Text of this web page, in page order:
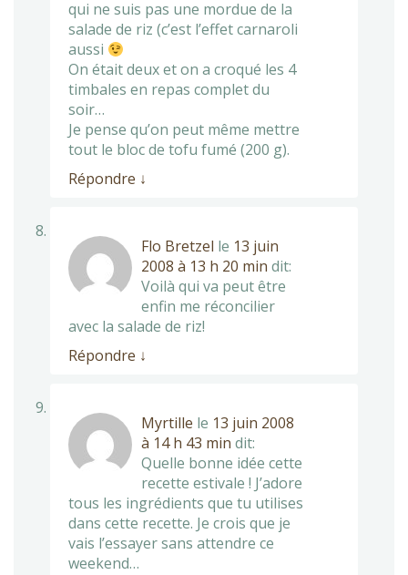
qui ne suis pas une mordue de la
salade de riz (c’est l’effet carnaroli
aussi
On était deux et on a croqué les 4
timbales en repas complet du
soir…
Je pense qu’on peut même mettre
tout le bloc de tofu fumé (200 g).
Répondre ↓
Flo Bretzel le 13 juin
2008 à 13 h 20 min dit:
Voilà qui va peut être
enfin me réconcilier
avec la salade de riz!
Répondre ↓
Myrtille le 13 juin 2008
à 14 h 43 min dit:
Quelle bonne idée cette
recette estivale ! J’adore
tous les ingrédients que tu utilises
dans cette recette. Je crois que je
vais l’essayer sans attendre ce
weekend…